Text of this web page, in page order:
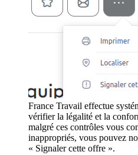
France Travail effectue
vérifier la légalité et la
malgré ces contrôles vous
inappropriés, vous pouvez
« Signaler cette offre ».